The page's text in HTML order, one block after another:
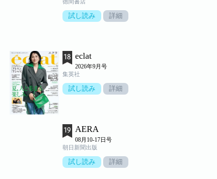
試し読み 詳細
eclat
2026年9月号
集英社
試し読み 詳細
AERA
08月10-17日号
朝日新聞出版
試し読み 詳細